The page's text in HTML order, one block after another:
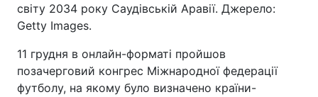
світу 2034 року Саудівській Аравії. Джерело:
Getty Images.
11 грудня в онлайн-форматі пройшов
позачерговий конгрес Міжнародної федерації
футболу, на якому було визначено країни-